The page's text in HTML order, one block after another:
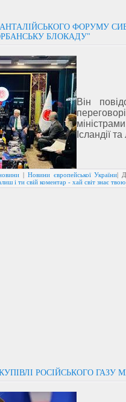
ФОРУМУ
БЛОКАДУ"
Він
Ісландії
| Новини європейської України|
і ти свій коментар - хай світ знає
РОСІЙСЬКОГО ГАЗУ